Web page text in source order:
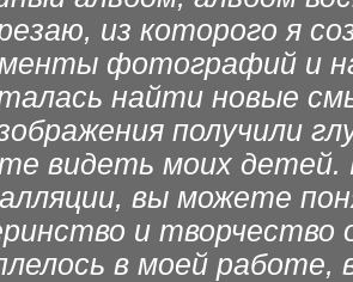
из которого я
фотографий и
найти новые
получили
видеть моих
вы можете
и творчество
в моей работе,